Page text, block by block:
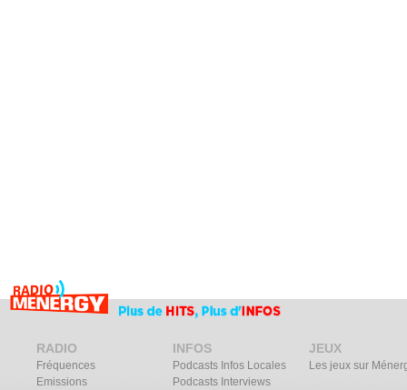
RADIO
Fréquences
Emissions
INFOS
Podcasts Infos Locales
Podcasts Interviews
JEUX
Les jeux sur